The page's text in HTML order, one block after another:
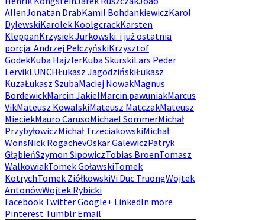
AllenJonatan DrabKamil BohdankiewiczKarol
DylewskiKarolek KoolgcrackKarsten
KleppanKrzysiek Jurkowski. i już ostatnia
porcja: Andrzej PełczyńskiKrzysztof
GodekKuba HajzlerKuba SkurskiLars Peder
LervikLUNCHŁukasz JagodzińskiŁukasz
KuzaŁukasz SzubaMaciej NowakMagnus
BordewickMarcin JakielMarcin pawuniakMarcus
VikMateusz KowalskiMateusz MatczakMateusz
MieciekMauro CarusoMichael SommerMichał
PrzybyłowiczMichał TrzeciakowskiMichał
WonsNick RogachevOskar GalewiczPatryk
GłąbieńSzymon SipowiczTobias BroenTomasz
WalkowiakTomek GoławskiTomek
KotrychTomek ZiółkowskiVi Duc TruongWojtek
AntonówWojtek Rybicki
Facebook TwitterGoogle+ LinkedIn more
Pinterest Tumblr Email